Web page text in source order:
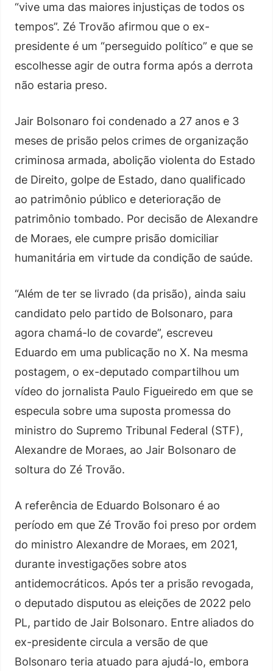
“vive uma das maiores injustiças de todos os
tempos”. Zé Trovão afirmou que o ex-
presidente é um “perseguido político” e que se
escolhesse agir de outra forma após a derrota
não estaria preso.
Jair Bolsonaro foi condenado a 27 anos e 3
meses de prisão pelos crimes de organização
criminosa armada, abolição violenta do Estado
de Direito, golpe de Estado, dano qualificado
ao patrimônio público e deterioração de
patrimônio tombado. Por decisão de Alexandre
de Moraes, ele cumpre prisão domiciliar
humanitária em virtude da condição de saúde.
“Além de ter se livrado (da prisão), ainda saiu
candidato pelo partido de Bolsonaro, para
agora chamá-lo de covarde”, escreveu
Eduardo em uma publicação no X. Na mesma
postagem, o ex-deputado compartilhou um
vídeo do jornalista Paulo Figueiredo em que se
especula sobre uma suposta promessa do
ministro do Supremo Tribunal Federal (STF),
Alexandre de Moraes, ao Jair Bolsonaro de
soltura do Zé Trovão.
A referência de Eduardo Bolsonaro é ao
período em que Zé Trovão foi preso por ordem
do ministro Alexandre de Moraes, em 2021,
durante investigações sobre atos
antidemocráticos. Após ter a prisão revogada,
o deputado disputou as eleições de 2022 pelo
PL, partido de Jair Bolsonaro. Entre aliados do
ex-presidente circula a versão de que
Bolsonaro teria atuado para ajudá-lo, embora